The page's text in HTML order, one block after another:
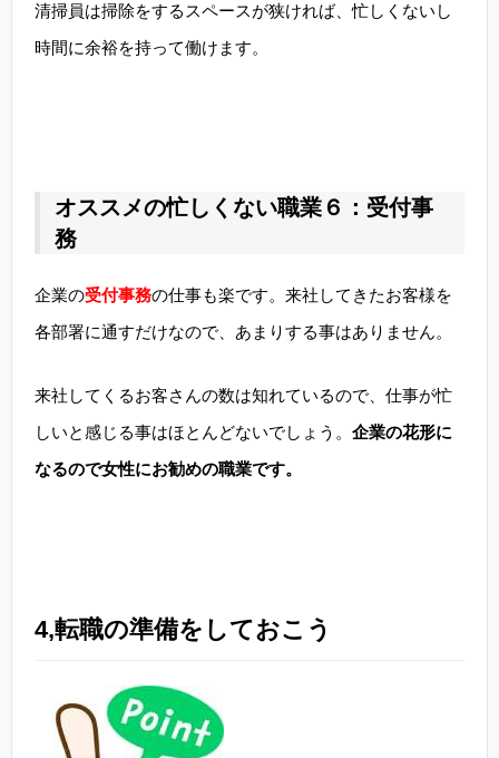
清掃員は掃除をするスペースが狭ければ、忙しくないし
時間に余裕を持って働けます。
オススメの忙しくない職業６：受付事
務
企業の受付事務の仕事も楽です。来社してきたお客様を
各部署に通すだけなので、あまりする事はありません。
来社してくるお客さんの数は知れているので、仕事が忙
しいと感じる事はほとんどないでしょう。 企業の花形に
なるので女性にお勧めの職業です。
4,転職の準備をしておこう